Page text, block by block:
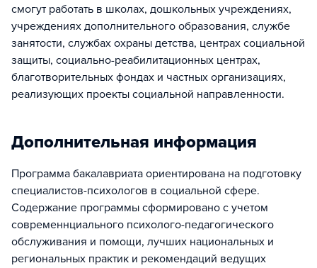
смогут работать в школах, дошкольных учреждениях,
учреждениях дополнительного образования, службе
занятости, службах охраны детства, центрах социальной
защиты, социально-реабилитационных центрах,
благотворительных фондах и частных организациях,
реализующих проекты социальной направленности.
Дополнительная информация
Программа бакалавриата ориентирована на подготовку
специалистов-психологов в социальной сфере.
Содержание программы сформировано с учетом
современнциального психолого-педагогического
обслуживания и помощи, лучших национальных и
региональных практик и рекомендаций ведущих